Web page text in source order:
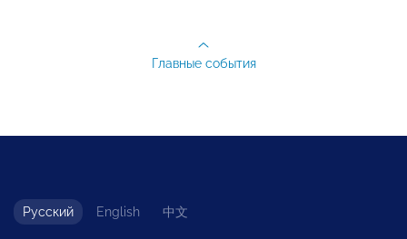
Главные события
Русский English 中文